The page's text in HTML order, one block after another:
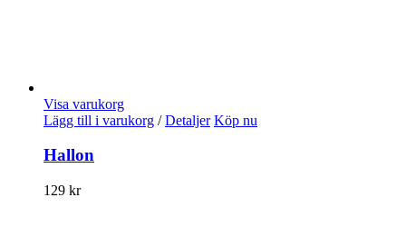
Visa varukorg
Lägg till i varukorg / Detaljer Köp nu
Hallon
129 kr